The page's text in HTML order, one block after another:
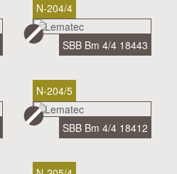
N-204/4
SBB Bm 4/4 18443
N-204/5
SBB Bm 4/4 18412